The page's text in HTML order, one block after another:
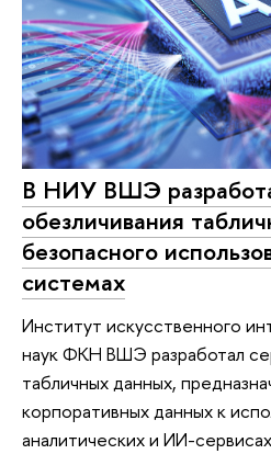
В НИУ ВШЭ
обезличивания
безопасного
системах
Институт искусственного
наук ФКН ВШЭ разработал
табличных данных,
корпоративных данных к
аналитических и ИИ-